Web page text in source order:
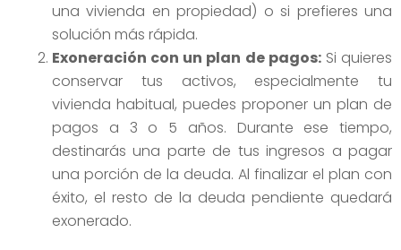
una vivienda en propiedad) o si prefieres una
solución más rápida.
Exoneración con un plan de pagos:Si quieres
conservar tus activos, especialmente tu
vivienda habitual, puedes proponer un plan de
pagos a 3 o 5 años. Durante ese tiempo,
destinarás una parte de tus ingresos a pagar
una porción de la deuda. Al finalizar el plan con
éxito, el resto de la deuda pendiente quedará
exonerado.